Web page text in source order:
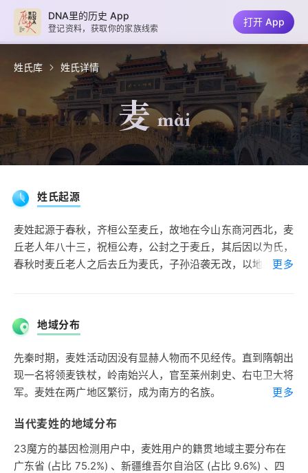
姓氏库 姓氏详情
麦 mài
姓氏起源
麦姓起源于春秋，齐桓公至麦丘，故地在今山东商河西北，麦
丘老人年八十三，祝桓公寿，公封之于麦丘，其后因以为氏，
春秋时麦丘老人之后去丘为麦氏，子孙沿袭无改，以地名为更多
地域分布
先秦时期，麦姓活动因没有显赫人物而不见经传。直到隋朝出
现一名将领麦铁杖，岭南始兴人，官至莱州刺史、右屯卫大将
军。麦姓在两广地区繁衍，成为南方的名族。
80%的麦姓集中在广东。
更多
当代麦姓的地域分布
23魔方的基因检测用户中，麦姓用户的籍贯地域主要分布在
广东省 (占比 75.2%) 、新疆维吾尔自治区 (占比 9.6%) 、四
DNA里的历史 App
登记资料，获取你的家族线索
打开 App